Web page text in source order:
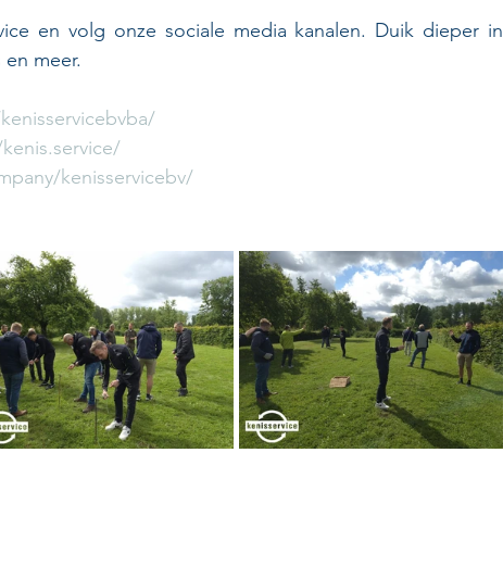
en volg onze sociale media kanalen. Duik dieper in
meer.
kenisservicebv/